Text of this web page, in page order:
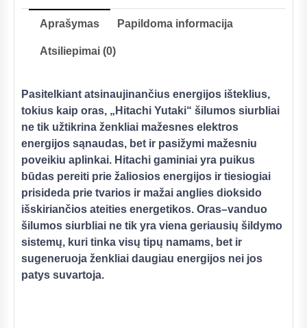
Aprašymas Papildoma informacija
Atsiliepimai (0)
Pasitelkiant atsinaujinančius energijos išteklius,
tokius kaip oras, „Hitachi Yutaki“ šilumos siurbliai
ne tik užtikrina ženkliai mažesnes elektros
energijos sąnaudas, bet ir pasižymi mažesniu
poveikiu aplinkai. Hitachi gaminiai yra puikus
būdas pereiti prie žaliosios energijos ir tiesiogiai
prisideda prie tvarios ir mažai anglies dioksido
išskiriančios ateities energetikos. Oras–vanduo
šilumos siurbliai ne tik yra viena geriausių šildymo
sistemų, kuri tinka visų tipų namams, bet ir
sugeneruoja ženkliai daugiau energijos nei jos
patys suvartoja.